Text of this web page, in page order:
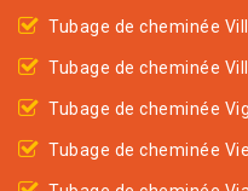
Tubage de cheminée
Tubage de cheminée
Tubage de cheminée
Tubage de cheminée